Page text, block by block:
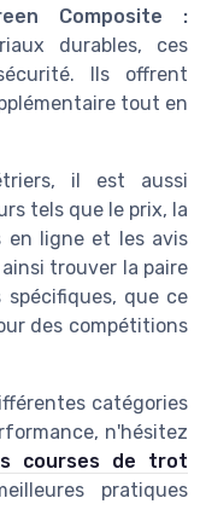
Composite :
durables, ces
Ils offrent
tout en
il est aussi
tels que le prix, la
en ligne et les avis
trouver la paire
que ce
des compétitions
catégories
n'hésitez
courses de trot
pratiques